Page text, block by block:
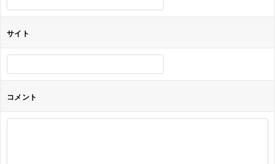
サイト
コメント